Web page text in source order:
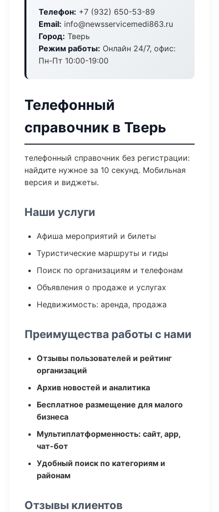
Телефон: +7 (932) 650-53-89
Email: info@newsservicemedi863.ru
Город: Тверь
Режим работы: Онлайн 24/7, офис:
Пн-Пт 10:00-19:00
Телефонный
справочник в Тверь
телефонный справочник без регистрации:
найдите нужное за 10 секунд. Мобильная
версия и виджеты.
Наши услуги
Афиша мероприятий и билеты
Туристические маршруты и гиды
Поиск по организациям и телефонам
Объявления о продаже и услугах
Недвижимость: аренда, продажа
Преимущества работы с нами
Отзывы пользователей и рейтинг
организаций
Архив новостей и аналитика
Бесплатное размещение для малого
бизнеса
Мультиплатформенность: сайт, app,
чат-бот
Удобный поиск по категориям и
районам
Отзывы клиентов